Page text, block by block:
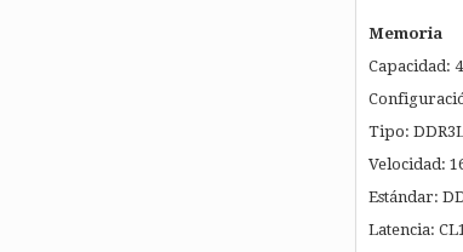
Memoria
Capacidad:
Tipo:
Velocidad:
Estándar:
Latencia: